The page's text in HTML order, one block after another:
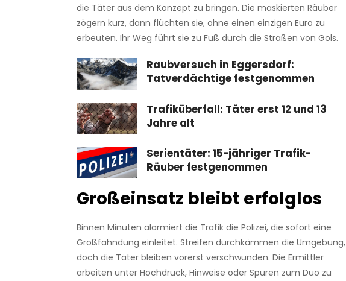
die Täter aus dem Konzept zu bringen. Die maskierten Räuber
zögern kurz, dann flüchten sie, ohne einen einzigen Euro zu
erbeuten. Ihr Weg führt sie zu Fuß durch die Straßen von Gols.
Raubversuch in Eggersdorf:
Tatverdächtige festgenommen
Trafiküberfall: Täter erst 12 und 13
Jahre alt
Serientäter: 15-jähriger Trafik-
Räuber festgenommen
Großeinsatz bleibt erfolglos
Binnen Minuten alarmiert die Trafik die Polizei, die sofort eine
Großfahndung einleitet. Streifen durchkämmen die Umgebung,
doch die Täter bleiben vorerst verschwunden. Die Ermittler
arbeiten unter Hochdruck, Hinweise oder Spuren zum Duo zu